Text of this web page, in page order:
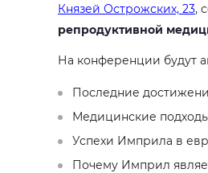
Князей Острожских, 23,
репродуктивной
На конференции будут
Последние
Медицинские
Успехи Имприла в
Почему Имприл